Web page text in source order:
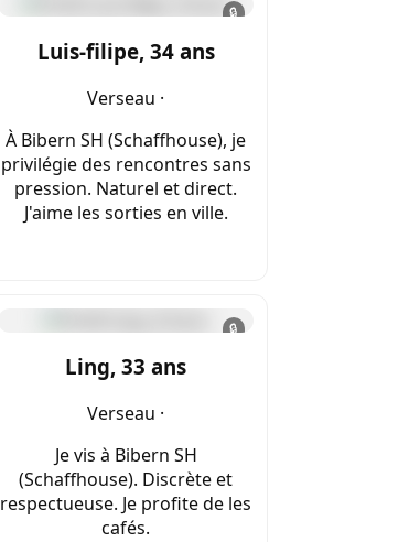
🔒
Luis-filipe, 34 ans
Verseau ·
À Bibern SH (Schaffhouse), je
privilégie des rencontres sans
pression. Naturel et direct.
J'aime les sorties en ville.
🔒
Ling, 33 ans
Verseau ·
Je vis à Bibern SH
(Schaffhouse). Discrète et
respectueuse. Je profite de les
cafés.